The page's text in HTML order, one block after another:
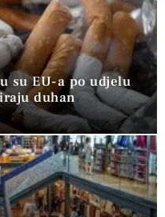
su EU-a po udjelu
duhan